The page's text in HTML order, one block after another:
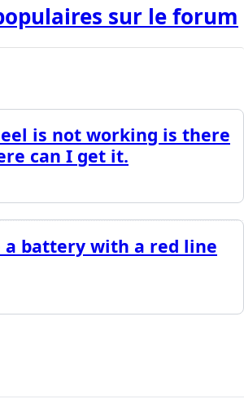
sur le forum
is not working is there
can I get it.
a battery with a red line